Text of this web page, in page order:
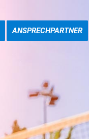
ANSPRECHPARTNER